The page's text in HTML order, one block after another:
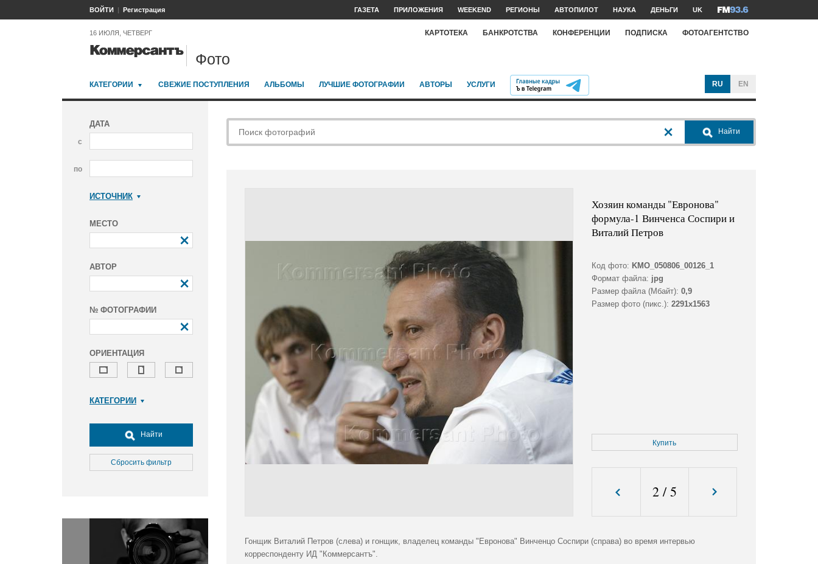
ВОЙТИ Регистрация ГАЗЕТА ПРИЛОЖЕНИЯ WEEKEND РЕГИОНЫ АВТОПИЛОТ НАУКА ДЕНЬГИ UK
16 ИЮЛЯ, ЧЕТВЕРГ КАРТОТЕКА БАНКРОТСТВА КОНФЕРЕНЦИИ ПОДПИСКА ФОТОАГЕНТСТВО
Фото
КАТЕГОРИИ СВЕЖИЕ ПОСТУПЛЕНИЯ АЛЬБОМЫ ЛУЧШИЕ ФОТОГРАФИИ АВТОРЫ УСЛУГИ RU EN
ДАТА
с
по
ИСТОЧНИК
МЕСТО
АВТОР
№ ФОТОГРАФИИ
ОРИЕНТАЦИЯ
КАТЕГОРИИ
Досуг, туризм и отдых
Культура
Медицина
Окружающая среда
Политика
Правосудие
Найти
Сбросить фильтр
Найти
Хозяин команды "Евронова"
формула-1 Винченса Соспири и
Виталий Петров
Код фото: KMO_050806_00126_1
Формат файла: jpg
Размер файла (Мбайт): 0,9
Размер фото (пикс.): 2291x1563
Купить
2/5
Гонщик Виталий Петров (слева) и гонщик, владелец команды "Евронова" Винченцо Соспири (справа) во время интервью
корреспонденту ИД "Коммерсантъ".